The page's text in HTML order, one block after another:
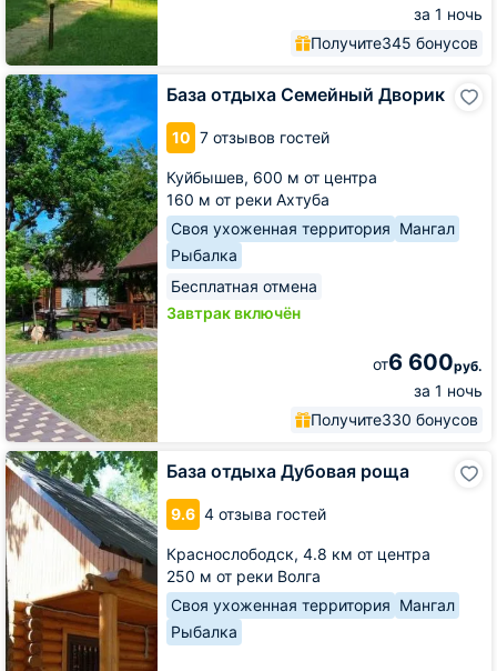
за 1 ночь
Получите345 бонусов
База отдыха Семейный Дворик
10 7 отзывов гостей
Куйбышев, 600 м от центра
160 м от реки Ахтуба
Своя ухоженная территория Мангал
Рыбалка
Бесплатная отмена
Завтрак включён
от6 600руб.
за 1 ночь
Получите330 бонусов
База
отдыха
Семейный
Дворик
База отдыха Дубовая роща
9.6 4 отзыва гостей
Краснослободск, 4.8 км от центра
250 м от реки Волга
Своя ухоженная территория Мангал
Рыбалка
База
отдыха
Дубовая
роща